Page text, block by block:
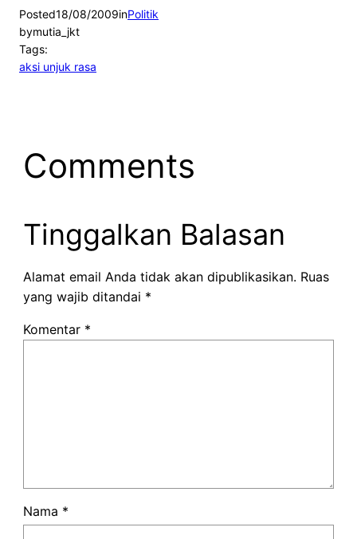
Posted18/08/2009inPolitik
bymutia_jkt
Tags:
aksi unjuk rasa
Comments
Tinggalkan Balasan
Alamat email Anda tidak akan dipublikasikan. Ruas
yang wajib ditandai *
Komentar *
Nama *